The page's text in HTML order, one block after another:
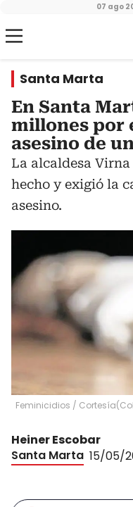
07 ago
Santa Marta
En Santa
millones por
asesino de
La alcaldesa
hecho y exigió la
asesino.
Feminicidios / Cortesía(
Heiner Escobar
Santa Marta 15/05/